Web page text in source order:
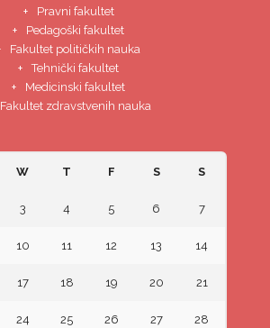
Pravni fakultet
Pedagoški fakultet
Fakultet političkih nauka
Tehnički fakultet
Medicinski fakultet
Fakultet zdravstvenih nauka
W T F S S
3 4 5 6 7
10 11 12 13 14
17 18 19 20 21
24 25 26 27 28